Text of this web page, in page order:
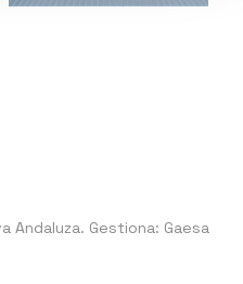
Andaluza. Gestiona: Gaesa